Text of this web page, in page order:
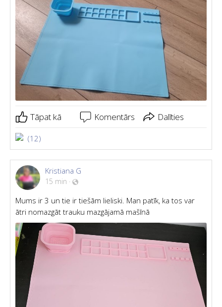
Tāpat kā Komentārs Dalīties
(12)
Kristiana G
15 min ·
Mums ir 3 un tie ir tiešām lieliski. Man patīk, ka tos var
ātri nomazgāt trauku mazgājamā mašīnā